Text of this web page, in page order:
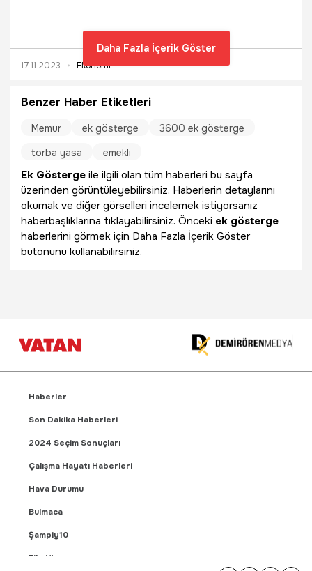
17.11.2023 Ekonomi
Daha Fazla İçerik Göster
Benzer Haber Etiketleri
Memur ek gösterge
3600 ek gösterge
torba yasa
emekli
Ek Gösterge ile ilgili olan tüm haberleri bu sayfa
üzerinden görüntüleyebilirsiniz. Haberlerin detaylarını
okumak ve diğer görselleri incelemek istiyorsanız
haberbaşlıklarına tıklayabilirsiniz. Önceki ek gösterge
haberlerini görmek için Daha Fazla İçerik Göster
butonunu kullanabilirsiniz.
Haberler
Son Dakika Haberleri
2024 Seçim Sonuçları
Çalışma Hayatı Haberleri
Hava Durumu
Bulmaca
Şampiy10
Fikstür